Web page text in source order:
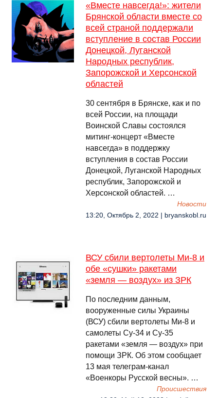
«Вместе навсегда!»: жители
Брянской области вместе со
всей страной поддержали
вступление в состав России
Донецкой, Луганской
Народных республик,
Запорожской и Херсонской
областей
30 сентября в Брянске, как и по
всей России, на площади
Воинской Славы состоялся
митинг-концерт «Вместе
навсегда» в поддержку
вступления в состав России
Донецкой, Луганской Народных
республик, Запорожской и
Херсонской областей. …
Новости
13:20, Октябрь 2, 2022 | bryanskobl.ru
ВСУ сбили вертолеты Ми-8 и
обе «сушки» ракетами
«земля — воздух» из ЗРК
По последним данным,
вооруженные силы Украины
(ВСУ) сбили вертолеты Ми-8 и
самолеты Су-34 и Су-35
ракетами «земля — воздух» при
помощи ЗРК. Об этом сообщает
13 мая телеграм-канал
«Военкоры Русской весны». …
Происшествия